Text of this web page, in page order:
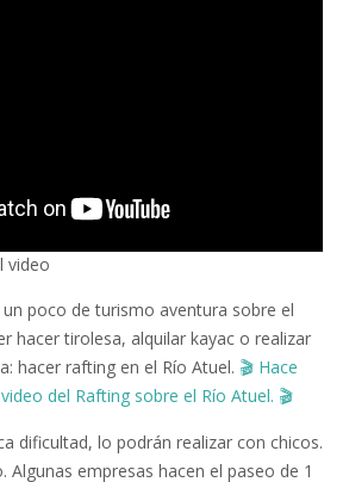
video
poco de turismo aventura sobre el
hacer tirolesa, alquilar kayac o realizar
hacer rafting en el Río Atuel. 🎬 Hace
del Rafting sobre el Río Atuel. 🎬
dificultad, lo podrán realizar con chicos.
Algunas empresas hacen el paseo de 1